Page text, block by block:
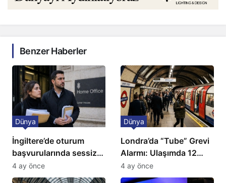
Benzer Haberler
İngiltere’de oturum
başvurularında sessiz
kriz: Büyükelçilikten
açıklama!
Dünya
4 ay önce
Londra’da “Tube” Grevi
Alarmı: Ulaşımda 12
Günlük Kaos Kapıda
Dünya
4 ay önce